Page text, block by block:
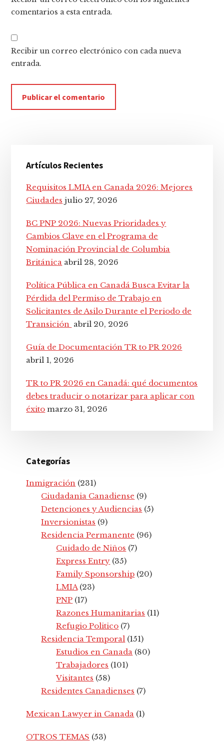
comentarios a esta entrada.
Recibir un correo electrónico con cada nueva
entrada.
lateral
principal
Artículos Recientes
Requisitos LMIA en Canada 2026: Mejores
Ciudades julio 27, 2026
BC PNP 2026: Nuevas Prioridades y
Cambios Clave en el Programa de
Nominación Provincial de Columbia
Británica abril 28, 2026
Política Pública en Canadá Busca Evitar la
Pérdida del Permiso de Trabajo en
Solicitantes de Asilo Durante el Periodo de
Transición abril 20, 2026
Guía de Documentación TR to PR 2026
abril 1, 2026
TR to PR 2026 en Canadá: qué documentos
debes traducir o notarizar para aplicar con
éxito marzo 31, 2026
Categorías
Inmigración (231)
Ciudadania Canadiense (9)
Detenciones y Audiencias (5)
Inversionistas (9)
Residencia Permanente (96)
Cuidado de Niños (7)
Express Entry (35)
Family Sponsorship (20)
LMIA(23)
PNP (17)
Razones Humanitarias (11)
Refugio Politico (7)
Residencia Temporal (151)
Estudios en Canada (80)
Trabajadores (101)
Visitantes (58)
Residentes Canadienses (7)
Mexican Lawyer in Canada (1)
OTROS TEMAS (53)